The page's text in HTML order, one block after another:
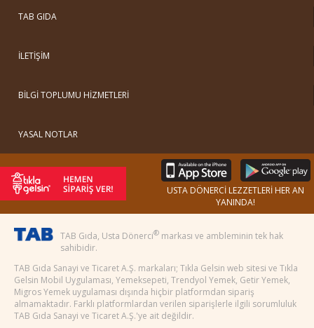
TAB GIDA
İLETİŞİM
BİLGİ TOPLUMU HİZMETLERİ
YASAL NOTLAR
USTA DÖNERCİ LEZZETLERİ HER AN
YANINDA!
TAB Gıda, Usta Dönerci® markası ve ambleminin tek hak
sahibidir.
TAB Gıda Sanayi ve Ticaret A.Ş. markaları; Tıkla Gelsin web sitesi ve Tıkla
Gelsin Mobil Uygulaması, Yemeksepeti, Trendyol Yemek, Getir Yemek,
Migros Yemek uygulaması dışında hiçbir platformdan sipariş
almamaktadır. Farklı platformlardan verilen siparişlerle ilgili sorumluluk
TAB Gıda Sanayi ve Ticaret A.Ş.'ye ait değildir.